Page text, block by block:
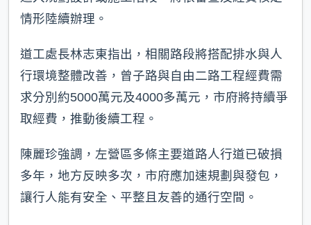
情形陸續辦理。
道工處長林志東指出，相關路段將搭配排水與人
行環境整體改善，曾子路與自由二路工程經費需
求分別約5000萬元及4000多萬元，市府將持續爭
取經費，推動後續工程。
陳麗珍強調，左營區多條主要道路人行道已破損
多年，地方反映多次，市府應加速規劃與發包，
讓行人能有安全、平整且友善的通行空間。